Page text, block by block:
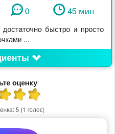
0 45 мин
быстро и просто
...
оценку
5 (1 голос)